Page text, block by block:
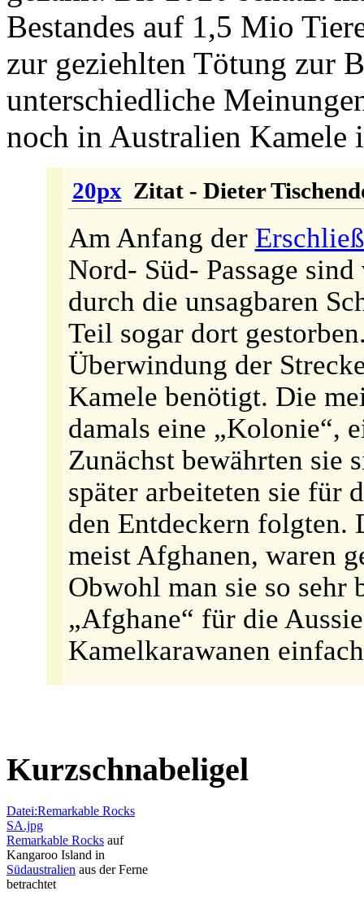
Bestandes auf 1,5 Mio
zur geziehlten Tötung zur
unterschiedliche
noch in Australien Kamele
20pxZitat - Dieter
Am Anfang der
Nord- Süd- Passage
durch die unsagbaren
Teil sogar dort
Überwindung der
Kamele benötigt. Die
damals eine „Kolonie“,
Zunächst bewährten sie
später arbeiteten sie für
den Entdeckern folgten.
meist Afghanen, waren
Obwohl man sie so sehr
„Afghane“ für die
Kamelkarawanen
Kurzschnabeligel
Datei:Remarkable Rocks
SA.jpg
Remarkable Rocks auf
Kangaroo Island in
Südaustralien aus der Ferne
betrachtet